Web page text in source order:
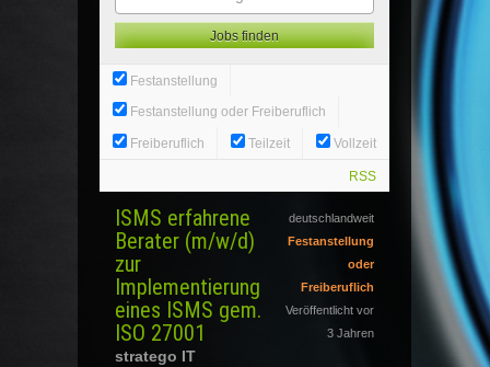
Festanstellung
Festanstellung oder Freiberuflich
Freiberuflich Teilzeit Vollzeit
RSS
ISMS erfahrene
Berater (m/w/d)
zur
Implementierung
eines ISMS gem.
ISO 27001
stratego IT
deutschlandweit
Festanstellung
oder
Freiberuflich
Veröffentlicht vor
3 Jahren